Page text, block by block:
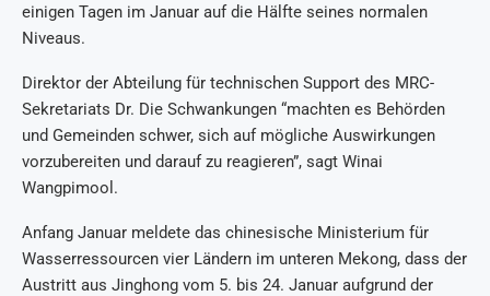
einigen Tagen im Januar auf die Hälfte seines normalen
Niveaus.
Direktor der Abteilung für technischen Support des MRC-
Sekretariats Dr. Die Schwankungen “machten es Behörden
und Gemeinden schwer, sich auf mögliche Auswirkungen
vorzubereiten und darauf zu reagieren”, sagt Winai
Wangpimool.
Anfang Januar meldete das chinesische Ministerium für
Wasserressourcen vier Ländern im unteren Mekong, dass der
Austritt aus Jinghong vom 5. bis 24. Januar aufgrund der